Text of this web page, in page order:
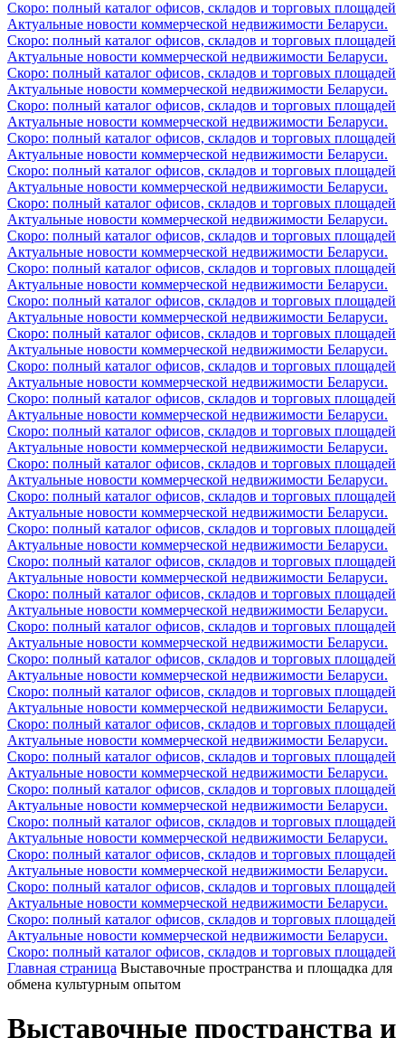
Скоро: полный каталог офисов, складов и торговых площадей
Актуальные новости коммерческой недвижимости Беларуси.
Скоро: полный каталог офисов, складов и торговых площадей
Актуальные новости коммерческой недвижимости Беларуси.
Скоро: полный каталог офисов, складов и торговых площадей
Актуальные новости коммерческой недвижимости Беларуси.
Скоро: полный каталог офисов, складов и торговых площадей
Актуальные новости коммерческой недвижимости Беларуси.
Скоро: полный каталог офисов, складов и торговых площадей
Актуальные новости коммерческой недвижимости Беларуси.
Скоро: полный каталог офисов, складов и торговых площадей
Актуальные новости коммерческой недвижимости Беларуси.
Скоро: полный каталог офисов, складов и торговых площадей
Актуальные новости коммерческой недвижимости Беларуси.
Скоро: полный каталог офисов, складов и торговых площадей
Актуальные новости коммерческой недвижимости Беларуси.
Скоро: полный каталог офисов, складов и торговых площадей
Актуальные новости коммерческой недвижимости Беларуси.
Скоро: полный каталог офисов, складов и торговых площадей
Актуальные новости коммерческой недвижимости Беларуси.
Скоро: полный каталог офисов, складов и торговых площадей
Актуальные новости коммерческой недвижимости Беларуси.
Скоро: полный каталог офисов, складов и торговых площадей
Актуальные новости коммерческой недвижимости Беларуси.
Скоро: полный каталог офисов, складов и торговых площадей
Актуальные новости коммерческой недвижимости Беларуси.
Скоро: полный каталог офисов, складов и торговых площадей
Актуальные новости коммерческой недвижимости Беларуси.
Скоро: полный каталог офисов, складов и торговых площадей
Актуальные новости коммерческой недвижимости Беларуси.
Скоро: полный каталог офисов, складов и торговых площадей
Актуальные новости коммерческой недвижимости Беларуси.
Скоро: полный каталог офисов, складов и торговых площадей
Актуальные новости коммерческой недвижимости Беларуси.
Скоро: полный каталог офисов, складов и торговых площадей
Актуальные новости коммерческой недвижимости Беларуси.
Скоро: полный каталог офисов, складов и торговых площадей
Актуальные новости коммерческой недвижимости Беларуси.
Скоро: полный каталог офисов, складов и торговых площадей
Актуальные новости коммерческой недвижимости Беларуси.
Скоро: полный каталог офисов, складов и торговых площадей
Актуальные новости коммерческой недвижимости Беларуси.
Скоро: полный каталог офисов, складов и торговых площадей
Актуальные новости коммерческой недвижимости Беларуси.
Скоро: полный каталог офисов, складов и торговых площадей
Актуальные новости коммерческой недвижимости Беларуси.
Скоро: полный каталог офисов, складов и торговых площадей
Актуальные новости коммерческой недвижимости Беларуси.
Скоро: полный каталог офисов, складов и торговых площадей
Актуальные новости коммерческой недвижимости Беларуси.
Скоро: полный каталог офисов, складов и торговых площадей
Актуальные новости коммерческой недвижимости Беларуси.
Скоро: полный каталог офисов, складов и торговых площадей
Актуальные новости коммерческой недвижимости Беларуси.
Скоро: полный каталог офисов, складов и торговых площадей
Актуальные новости коммерческой недвижимости Беларуси.
Скоро: полный каталог офисов, складов и торговых площадей
Актуальные новости коммерческой недвижимости Беларуси.
Скоро: полный каталог офисов, складов и торговых площадей
Главная страница Выставочные пространства и площадка для
обмена культурным опытом
Выставочные пространства и